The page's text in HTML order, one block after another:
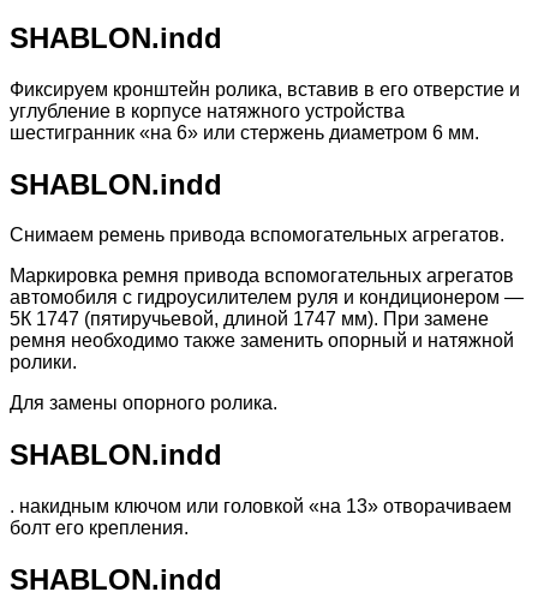
SHABLON.indd
Фиксируем кронштейн ролика, вставив в его отверстие и
углубление в корпусе натяжного устройства
шестигранник «на 6» или стержень диаметром 6 мм.
SHABLON.indd
Снимаем ремень привода вспомогательных агрегатов.
Маркировка ремня привода вспомогательных агрегатов
автомобиля с гидроусилителем руля и кондиционером —
5К 1747 (пятиручьевой, длиной 1747 мм). При замене
ремня необходимо также заменить опорный и натяжной
ролики.
Для замены опорного ролика.
SHABLON.indd
. накидным ключом или головкой «на 13» отворачиваем
болт его крепления.
SHABLON.indd